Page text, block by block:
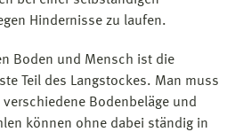
Hindernisse zu laufen.
Boden und Mensch ist die
Teil des Langstockes. Man muss
Bodenbeläge und
können ohne dabei ständig in